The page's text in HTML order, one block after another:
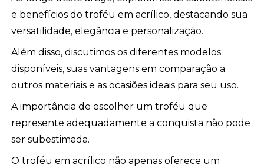
e benefícios do troféu em acrílico, destacando sua
versatilidade, elegância e personalização.
Além disso, discutimos os diferentes modelos
disponíveis, suas vantagens em comparação a
outros materiais e as ocasiões ideais para seu uso.
A importância de escolher um troféu que
represente adequadamente a conquista não pode
ser subestimada.
O troféu em acrílico não apenas oferece um